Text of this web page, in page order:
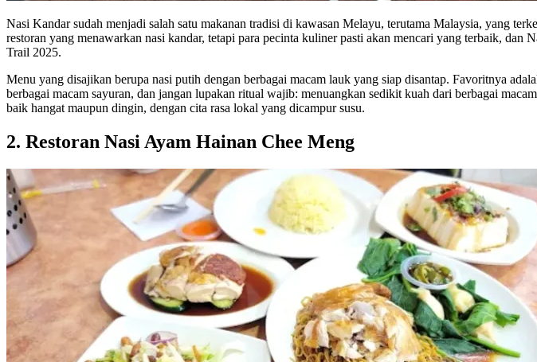
Nasi Kandar sudah menjadi salah satu makanan tradisi di kawasan Melayu, terutama Malaysia, yang
restoran yang menawarkan nasi kandar, tetapi para pecinta kuliner pasti akan mencari yang terbaik,
Trail 2025.
Menu yang disajikan berupa nasi putih dengan berbagai macam lauk yang siap disantap. Favoritnya
berbagai macam sayuran, dan jangan lupakan ritual wajib: menuangkan sedikit kuah dari berbagai
baik hangat maupun dingin, dengan cita rasa lokal yang dicampur susu.
2. Restoran Nasi Ayam Hainan Chee Meng